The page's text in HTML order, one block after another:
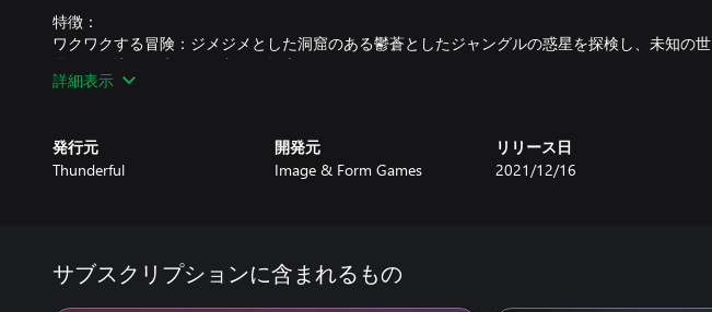
特徴：
ワクワクする冒険：ジメジメとした洞窟のある鬱蒼としたジャングルの惑星を探検し、未知の世
界に飛び込んで失われた文明を探索しよう。
荒廃と再生：ガンクを一掃し、自然を取り戻し、世界を変貌させよう。蘇った植物をうまく使っ
なく無線交信を行う。主人公ラニの声を担当したフィオナ・ノヴァの演技は聴き逃がせない。
音楽と雰囲気：The Gunkの心落ち着く音楽は時間をかけて聞き入りたくなる名曲。心を揺さぶる
詳細表示
発行元
Thunderful
開発元
Image & Form Games
リリース日
2021/12/16
サブスクリプションに含まれるもの